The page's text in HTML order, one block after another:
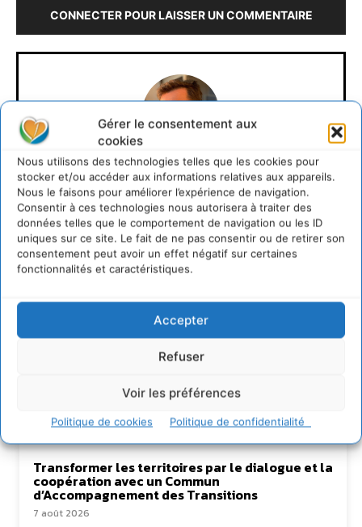
Gérer le consentement aux
cookies
Nous utilisons des technologies telles que les cookies pour
stocker et/ou accéder aux informations relatives aux appareils.
Nous le faisons pour améliorer l’expérience de navigation.
Consentir à ces technologies nous autorisera à traiter des
données telles que le comportement de navigation ou les ID
uniques sur ce site. Le fait de ne pas consentir ou de retirer son
consentement peut avoir un effet négatif sur certaines
fonctionnalités et caractéristiques.
Accepter
Refuser
Voir les préférences
Politique de cookies Politique de confidentialité
CONNECTER POUR LAISSER UN COMMENTAIRE
David Naulin
https://cdurable.info
Journaliste de solutions écologiques et sociales en
Occitanie.
Lire aussi
Transformer les territoires par le dialogue et la
coopération avec un Commun
d’Accompagnement des Transitions
7 août 2026